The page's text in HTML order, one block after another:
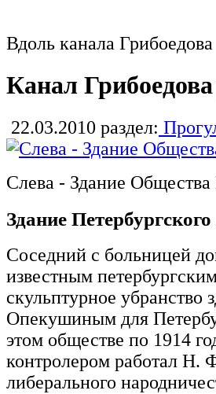
Вдоль канала Грибоедова
Канал
22.03.2010 раздел:
Слева - Здание Общества
Здание
Соседний с больницей
известным
скульптурное
Опекушиным для
этом обществе по 1914
контролером работал Н.
либерального